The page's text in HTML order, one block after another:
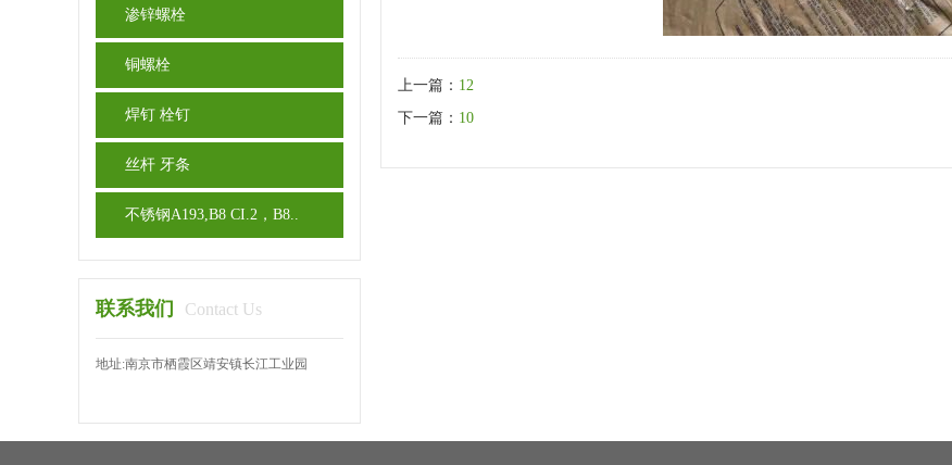
渗锌螺栓
铜螺栓
焊钉 栓钉
丝杆 牙条
不锈钢A193,B8 CI.2，B8..
联系我们 Contact Us
地址:南京市栖霞区靖安镇长江工业园
上一篇： 12
下一篇： 10